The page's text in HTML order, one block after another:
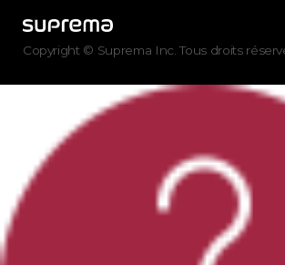
Copyright © Suprema Inc. Tous droits